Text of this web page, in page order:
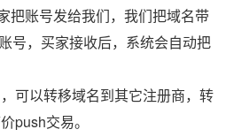
把账号发给我们，我们把域名带
号，买家接收后，系统会自动把
可以转移域名到其它注册商，转
push交易。